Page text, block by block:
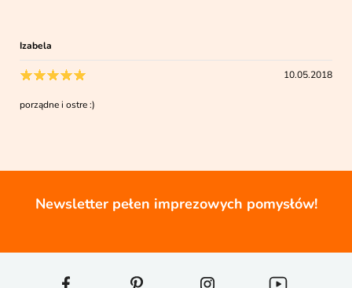
Izabela
10.05.2018
porządne i ostre :)
Newsletter pełen imprezowych pomysłów!